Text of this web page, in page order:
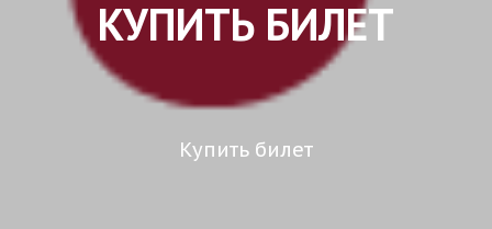
КУПИТЬ БИЛЕТ
Купить билет